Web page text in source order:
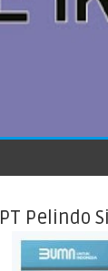
PT Pelindo